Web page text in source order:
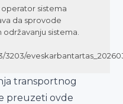
sistema
da sprovode
sistema.
3203/
transportnog
preuzetiovde